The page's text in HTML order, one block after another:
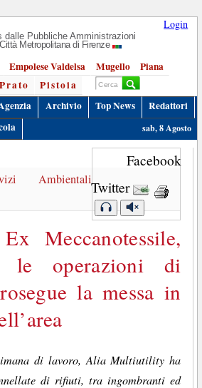
Login
dalle Pubbliche Amministrazioni
Metropolitana di Firenze
Empolese Valdelsa Mugello
Piana
Prato
Pistoia
Archivio Top News
Redattori
sab, 8 Agosto
Facebook
Twitter
Ambientali
Meccanotessile,
le operazioni di
la messa in
di lavoro, Alia Multiutility ha
di rifiuti, tra ingombranti ed